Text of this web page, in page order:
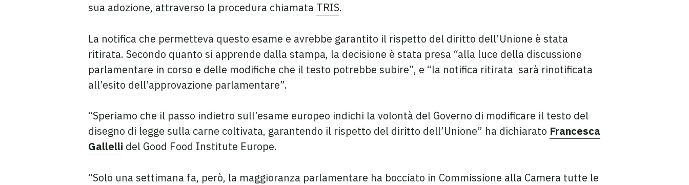
sua adozione, attraverso la procedura chiamata TRIS.
La notifica che permetteva questo esame e avrebbe garantito il rispetto del diritto dell’Unione è stata
ritirata. Secondo quanto si apprende dalla stampa, la decisione è stata presa “alla luce della discussione
parlamentare in corso e delle modifiche che il testo potrebbe subire”, e “la notifica ritirata sarà rinotificata
all’esito dell’approvazione parlamentare”.
“Speriamo che il passo indietro sull’esame europeo indichi la volontà del Governo di modificare il testo del
disegno di legge sulla carne coltivata, garantendo il rispetto del diritto dell’Unione” ha dichiarato Francesca
Gallelli del Good Food Institute Europe.
“Solo una settimana fa, però, la maggioranza parlamentare ha bocciato in Commissione alla Camera tutte le